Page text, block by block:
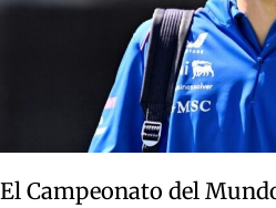
El Campeonato del